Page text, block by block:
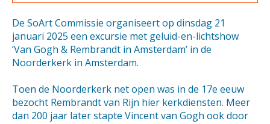
De SoArt Commissie organiseert op dinsdag 21
januari 2025 een excursie met geluid-en-lichtshow
‘Van Gogh & Rembrandt in Amsterdam’ in de
Noorderkerk in Amsterdam.
Toen de Noorderkerk net open was in de 17e eeuw
bezocht Rembrandt van Rijn hier kerkdiensten. Meer
dan 200 jaar later stapte Vincent van Gogh ook door